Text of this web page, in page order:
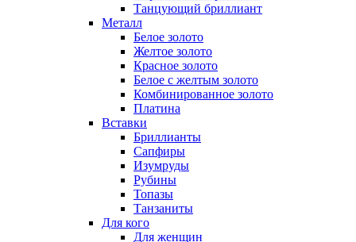
Танцующий бриллиант
Металл
Белое золото
Желтое золото
Красное золото
Белое с желтым золото
Комбинированное золото
Платина
Вставки
Бриллианты
Сапфиры
Изумруды
Рубины
Топазы
Танзаниты
Для кого
Для женщин